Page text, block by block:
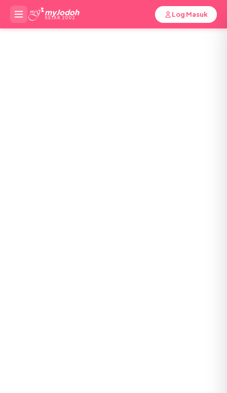
myJodoh
SEJAK 2002 Log Masuk